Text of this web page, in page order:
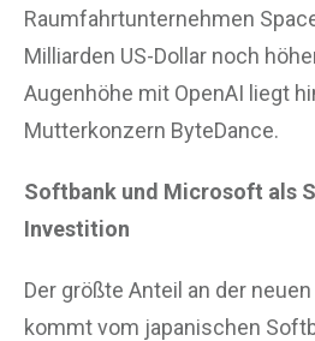
Raumfahrtunternehmen
Milliarden US-Dollar noch
Augenhöhe mit OpenAI liegt
Mutterkonzern ByteDance.
Softbank und Microsoft als
Investition
Der größte Anteil an der
kommt vom japanischen